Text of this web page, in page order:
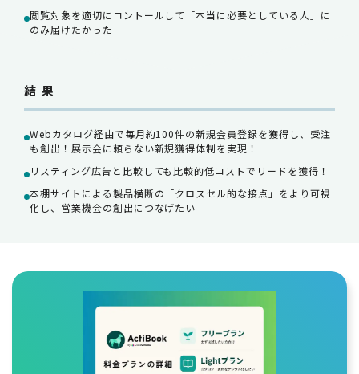
閲覧対象を適切にコントールして「本当に必要としている人」に
のみ届けたかった
結果
Webカタログ経由で毎月約100件の新規会員登録を獲得し、受注
も創出！展示会に頼らない新規獲得体制を実現！
リスティング広告と比較しても比較的低コストでリードを獲得！
本棚サイトによる製品横断の「クロスセル的な接点」をより可視
化し、営業機会の創出につなげたい